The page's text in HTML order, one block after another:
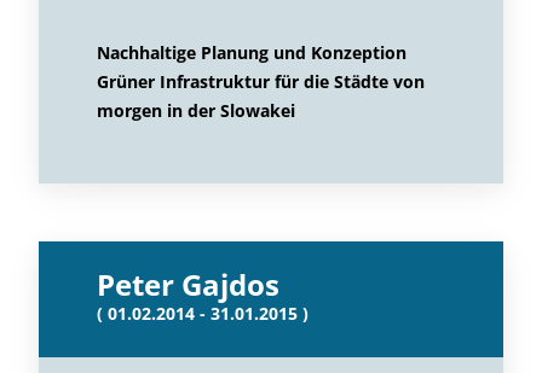
Nachhaltige Planung und Konzeption
Grüner Infrastruktur für die Städte von
morgen in der Slowakei
Peter Gajdos
( 01.02.2014 - 31.01.2015 )